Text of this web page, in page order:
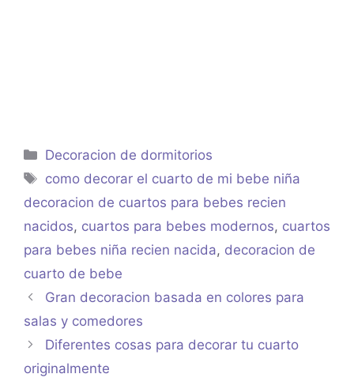
Categorías
Decoracion de dormitorios
Etiquetas
como decorar el cuarto de mi bebe niña
decoracion de cuartos para bebes recien
nacidos, cuartos para bebes modernos, cuartos
para bebes niña recien nacida, decoracion de
cuarto de bebe
Gran decoracion basada en colores para
salas y comedores
Diferentes cosas para decorar tu cuarto
originalmente